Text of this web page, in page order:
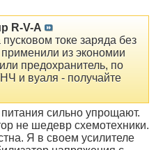
R-V-A
токе заряда без
из экономии
предохранитель, по
и вуаля - получайте
сильно упрощают.
не шедевр схемотехники.
Я в своем усилителе